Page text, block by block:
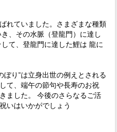
れていました。さまざまな種類
、その水脈（登龍門）に達し
て、登龍門に達した鯉は 龍に
ぼり”は立身出世の例えとされる
て、端午の節句や長寿のお祝
ました。 今後のさらなるご活
いはいかがでしょう